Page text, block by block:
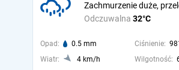
Odczuwalna 32°C
Zachmurzenie duże,
Opad: 0.5 mm Ciśnienie:
Wiatr:
4 km/h Wilgotność: